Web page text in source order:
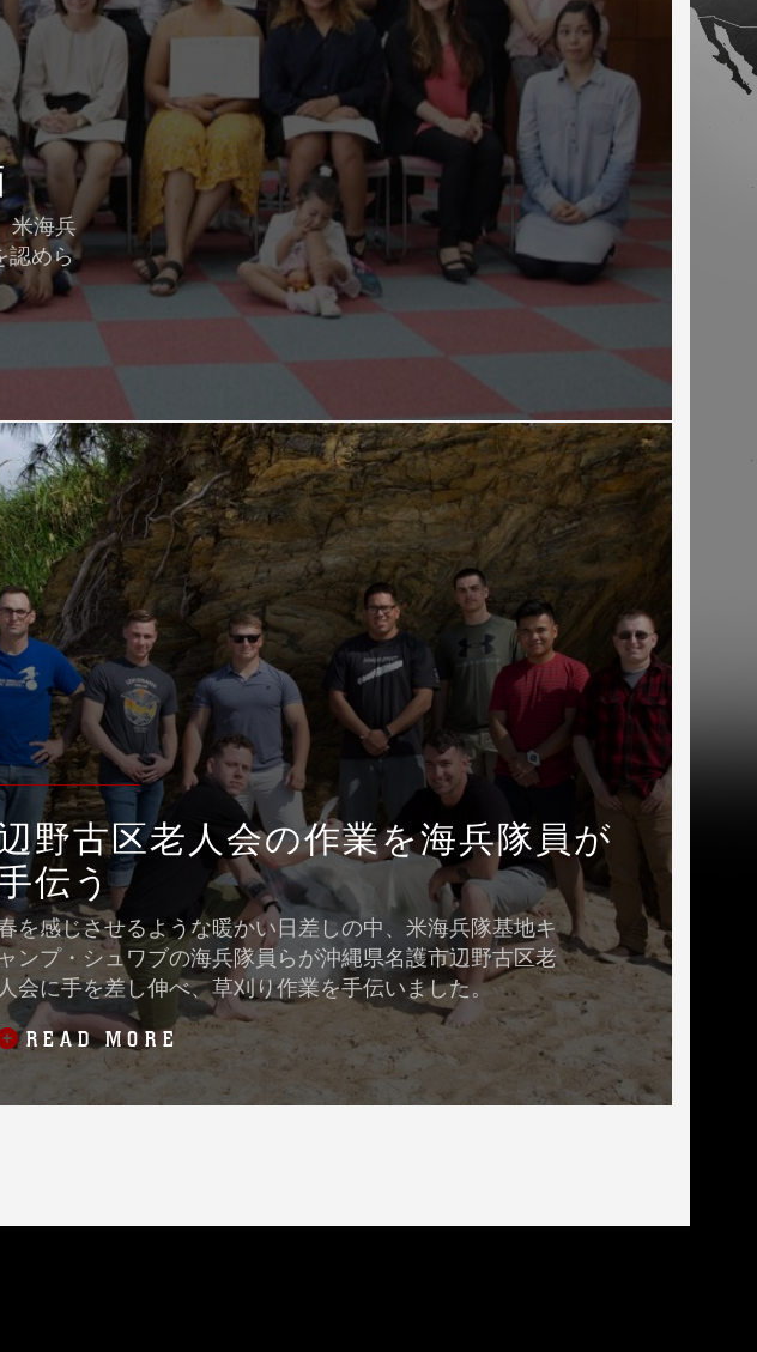
米海兵
認めら
野古区老人会の作業を海兵隊員が
伝う
を感じさせるような暖かい日差しの中、米海兵隊基地キ
ャンプ・シュワブの海兵隊員らが沖縄県名護市辺野古区老
人会に手を差し伸べ、草刈り作業を手伝いました。
READ MORE